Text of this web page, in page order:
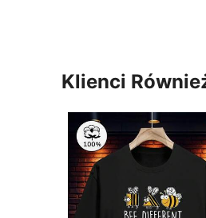
Klienci